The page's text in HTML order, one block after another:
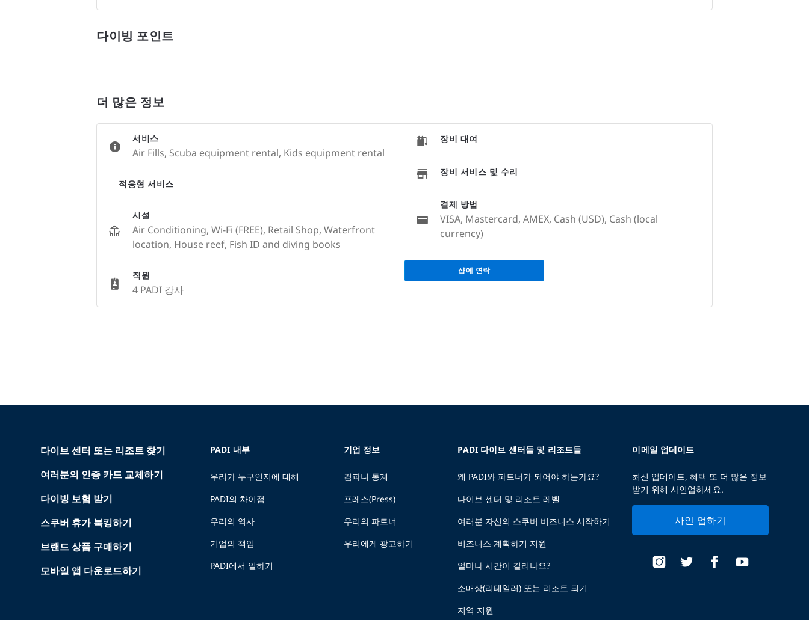
다이빙 포인트
더 많은 정보
서비스
Air Fills, Scuba equipment rental, Kids equipment rental
적응형 서비스
시설
Air Conditioning, Wi-Fi (FREE), Retail Shop, Waterfront
location, House reef, Fish ID and diving books
직원
4 PADI 강사
장비 대여
장비 서비스 및 수리
결제 방법
VISA, Mastercard, AMEX, Cash (USD), Cash (local
currency)
샵에 연락
다이브 센터 또는 리조트 찾기
여러분의 인증 카드 교체하기
다이빙 보험 받기
스쿠버 휴가 북킹하기
브랜드 상품 구매하기
모바일 앱 다운로드하기
PADI 내부
우리가 누구인지에 대해
PADI의 차이점
우리의 역사
기업의 책임
PADI에서 일하기
기업 정보
컴파니 통계
프레스(Press)
우리의 파트너
우리에게 광고하기
PADI 다이브 센터들 및 리조트들
왜 PADI와 파트너가 되어야 하는가요?
다이브 센터 및 리조트 레벨
여러분 자신의 스쿠버 비즈니스 시작하기
비즈니스 계획하기 지원
얼마나 시간이 걸리나요?
소매상(리테일러) 또는 리조트 되기
지역 지원
이메일 업데이트
최신 업데이트, 혜택 또 더 많은 정보
받기 위해 사인업하세요.
사인 업하기